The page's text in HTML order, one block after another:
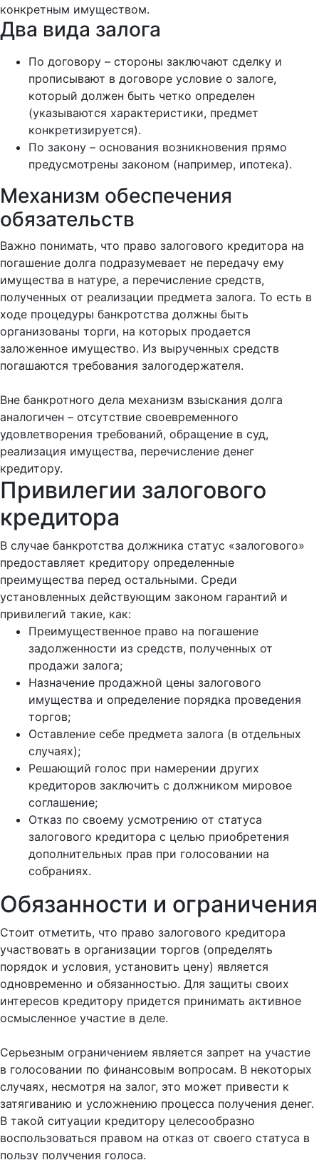
конкретным имуществом.
Два вида залога
По договору – стороны заключают сделку и
прописывают в договоре условие о залоге,
который должен быть четко определен
(указываются характеристики, предмет
конкретизируется).
По закону – основания возникновения прямо
предусмотрены законом (например, ипотека).
Механизм обеспечения
обязательств
Важно понимать, что право залогового кредитора на
погашение долга подразумевает не передачу ему
имущества в натуре, а перечисление средств,
полученных от реализации предмета залога. То есть в
ходе процедуры банкротства должны быть
организованы торги, на которых продается
заложенное имущество. Из вырученных средств
погашаются требования залогодержателя.
Вне банкротного дела механизм взыскания долга
аналогичен – отсутствие своевременного
удовлетворения требований, обращение в суд,
реализация имущества, перечисление денег
кредитору.
Привилегии залогового
кредитора
В случае банкротства должника статус «залогового»
предоставляет кредитору определенные
преимущества перед остальными. Среди
установленных действующим законом гарантий и
привилегий такие, как:
Преимущественное право на погашение
задолженности из средств, полученных от
продажи залога;
Назначение продажной цены залогового
имущества и определение порядка проведения
торгов;
Оставление себе предмета залога (в отдельных
случаях);
Решающий голос при намерении других
кредиторов заключить с должником мировое
соглашение;
Отказ по своему усмотрению от статуса
залогового кредитора с целью приобретения
дополнительных прав при голосовании на
собраниях.
Обязанности и ограничения
Стоит отметить, что право залогового кредитора
участвовать в организации торгов (определять
порядок и условия, установить цену) является
одновременно и обязанностью. Для защиты своих
интересов кредитору придется принимать активное
осмысленное участие в деле.
Серьезным ограничением является запрет на участие
в голосовании по финансовым вопросам. В некоторых
случаях, несмотря на залог, это может привести к
затягиванию и усложнению процесса получения денег.
В такой ситуации кредитору целесообразно
воспользоваться правом на отказ от своего статуса в
пользу получения голоса.